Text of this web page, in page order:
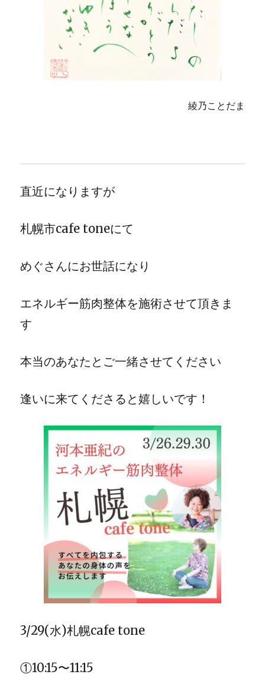
綾乃ことだま
直近になりますが
札幌市cafe toneにて
めぐさんにお世話になり
エネルギー筋肉整体を施術させて頂きま
す
本当のあなたとご一緒させてください
逢いに来てくださると嬉しいです！
3/29(水)札幌cafe tone
①10:15〜11:15